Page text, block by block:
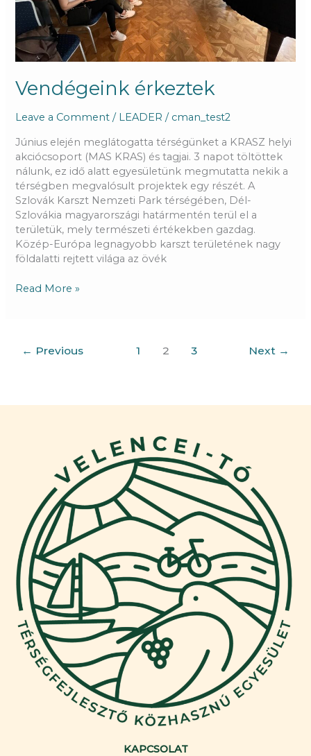
Vendégeink érkeztek
Leave a Comment / LEADER / cman_test2
Június elején meglátogatta térségünket a KRASZ helyi
akciócsoport (MAS KRAS) és tagjai. 3 napot töltöttek
nálunk, ez idő alatt egyesületünk megmutatta nekik a
térségben megvalósult projektek egy részét. A
Szlovák Karszt Nemzeti Park térségében, Dél-
Szlovákia magyarországi határmentén terül el a
területük, mely természeti értékekben gazdag.
Közép-Európa legnagyobb karszt területének nagy
földalatti rejtett világa az övék
Read More »
← Previous 1 2 3 Next →
KAPCSOLAT